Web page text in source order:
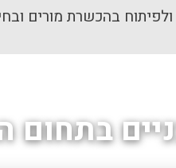
בהכשרת מורים
בתחום